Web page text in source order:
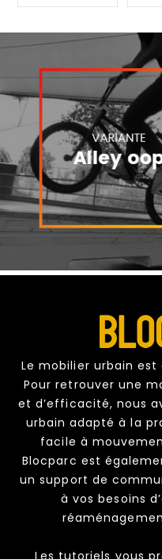
FACEBOOK
Le mobilier urbain est
Pour retrouver une
et d’efficacité, nous
urbain adapté à la
facile à
Blocparc est
un support de
à vos besoins